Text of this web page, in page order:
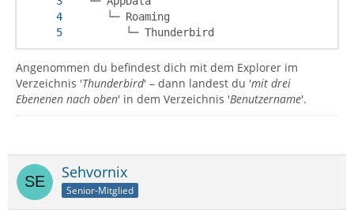
         └─ Thunderbird
Angenommen du befindest dich mit dem Explorer im
Verzeichnis 'Thunderbird' – dann landest du 'mit drei
Ebenenen nach oben' in dem Verzeichnis 'Benutzername'.
Sehvornix
Senior-Mitglied